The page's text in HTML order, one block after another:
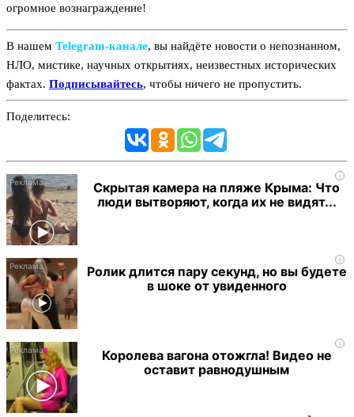
огромное вознаграждение!
В нашем Telegram‑канале, вы найдёте новости о непознанном,
НЛО, мистике, научных открытиях, неизвестных исторических
фактах. Подписывайтесь, чтобы ничего не пропустить.
Поделитесь:
i
Скрытая камера на пляже Крыма: Что
люди вытворяют, когда их не видят...
i
Ролик длится пару секунд, но вы будете
в шоке от увиденного
i
Королева вагона отожгла! Видео не
оставит равнодушным